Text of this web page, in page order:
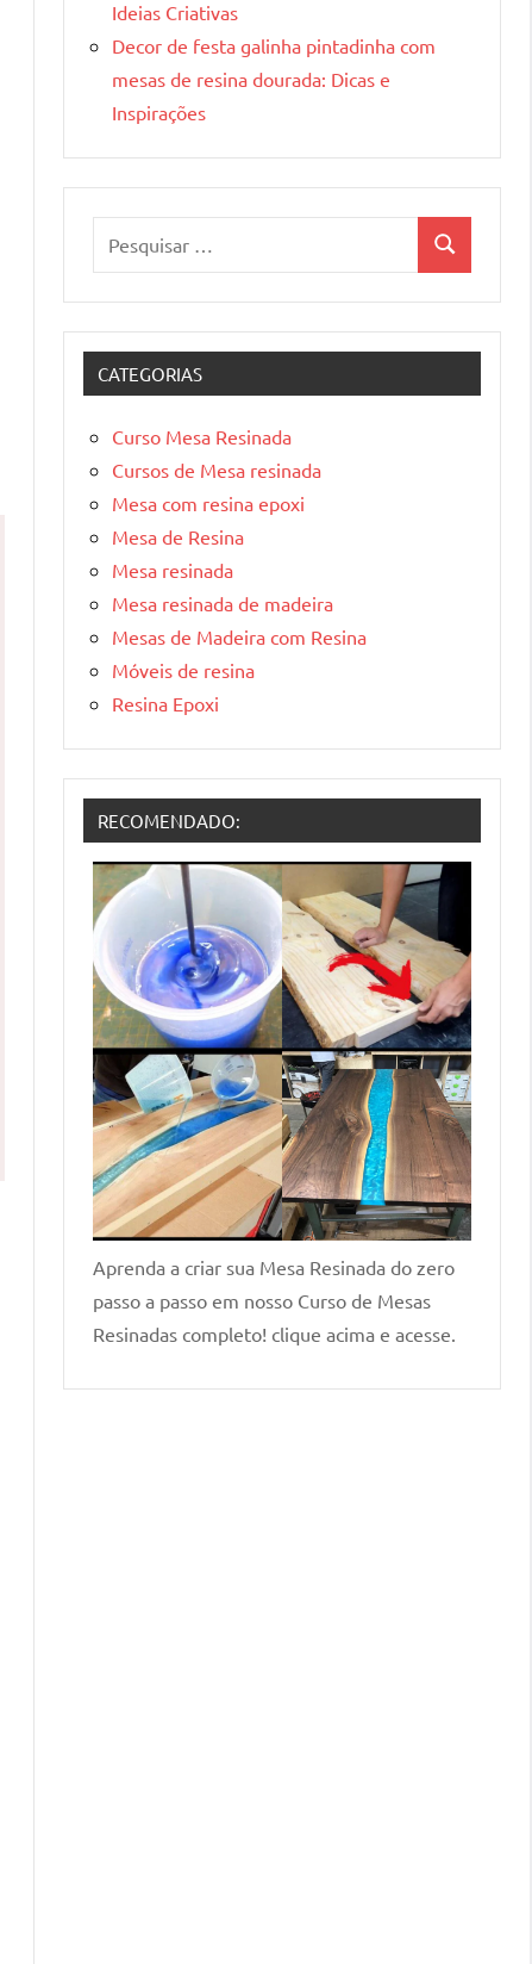
Ideias Criativas
Decor de festa galinha pintadinha com
mesas de resina dourada: Dicas e
Inspirações
Pesquisa
CATEGORIAS
Curso Mesa Resinada
Cursos de Mesa resinada
Mesa com resina epoxi
Mesa de Resina
Mesa resinada
Mesa resinada de madeira
Mesas de Madeira com Resina
Móveis de resina
Resina Epoxi
RECOMENDADO:
Aprenda a criar sua Mesa Resinada do zero
passo a passo em nosso Curso de Mesas
Resinadas completo! clique acima e acesse.